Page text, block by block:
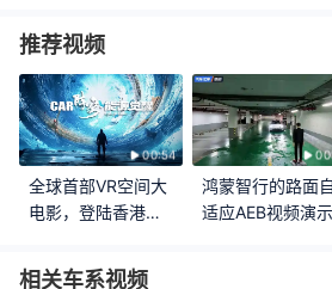
推荐视频
00:54
全球首部VR空间大
电影，登陆香港车
鸿蒙智行的路面自
适应AEB视频演示
相关车系视频